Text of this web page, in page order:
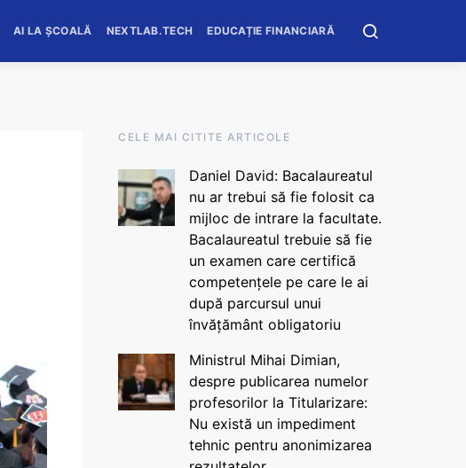
AI LA ȘCOALĂ NEXTLAB.TECH EDUCAȚIE FINANCIARĂ
CELE MAI CITITE ARTICOLE
Daniel David: Bacalaureatul
nu ar trebui să fie folosit ca
mijloc de intrare la facultate.
Bacalaureatul trebuie să fie
un examen care certifică
competențele pe care le ai
după parcursul unui
învățământ obligatoriu
Ministrul Mihai Dimian,
despre publicarea numelor
profesorilor la Titularizare:
Nu există un impediment
tehnic pentru anonimizarea